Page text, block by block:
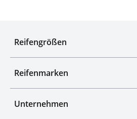
Reifengrößen
Reifenmarken
Unternehmen